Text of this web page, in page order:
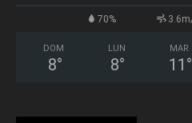
70%
DOM
8°
LUN
8°
MAR
11 °